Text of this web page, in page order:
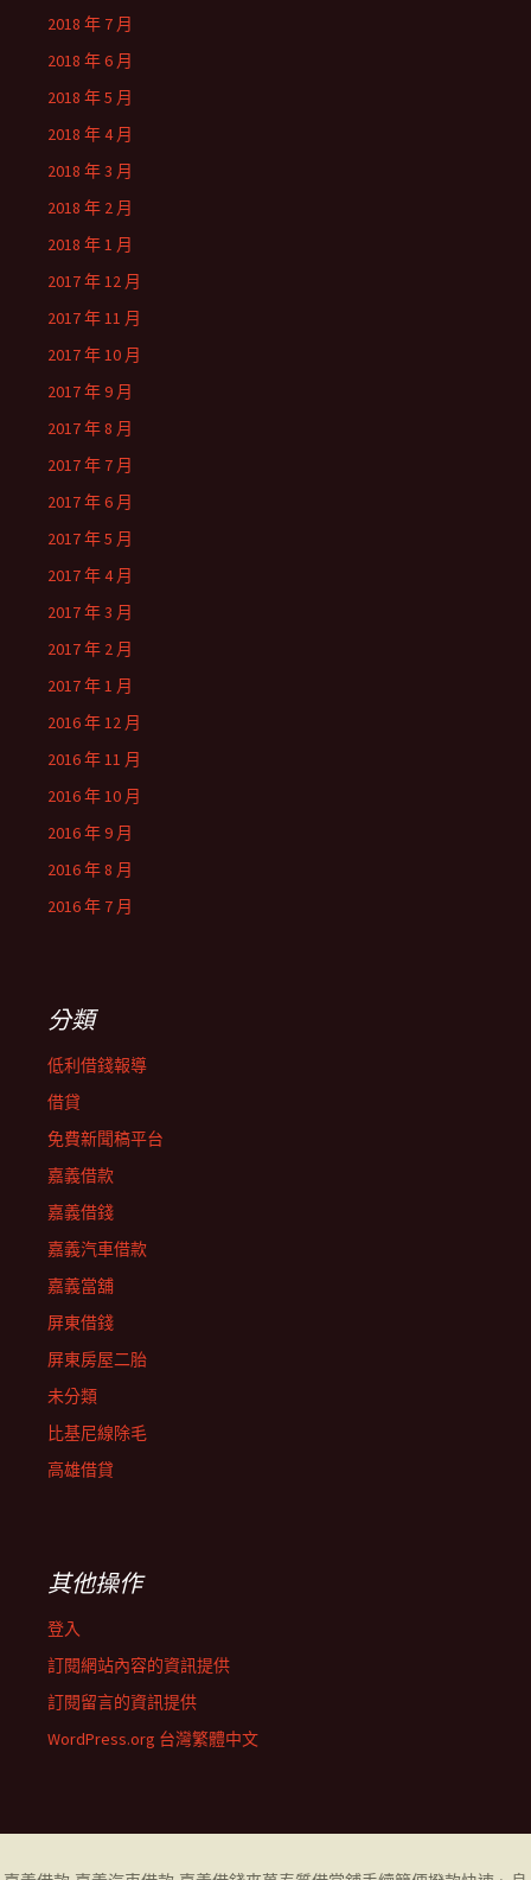
2018 年 7 月
2018 年 6 月
2018 年 5 月
2018 年 4 月
2018 年 3 月
2018 年 2 月
2018 年 1 月
2017 年 12 月
2017 年 11 月
2017 年 10 月
2017 年 9 月
2017 年 8 月
2017 年 7 月
2017 年 6 月
2017 年 5 月
2017 年 4 月
2017 年 3 月
2017 年 2 月
2017 年 1 月
2016 年 12 月
2016 年 11 月
2016 年 10 月
2016 年 9 月
2016 年 8 月
2016 年 7 月
分類
低利借錢報導
借貸
免費新聞稿平台
嘉義借款
嘉義借錢
嘉義汽車借款
嘉義當舖
屏東借錢
屏東房屋二胎
未分類
比基尼線除毛
高雄借貸
其他操作
登入
訂閱網站內容的資訊提供
訂閱留言的資訊提供
WordPress.org 台灣繁體中文